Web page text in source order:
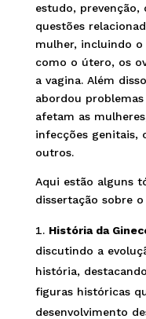
estudo,
questões
mulher, incluindo
como o útero, os
a vagina. Além
abordou
afetam as
infecções genitais,
outros.
Aqui estão alguns
dissertação sobre
História da
discutindo a
história,
figuras históricas
desenvolvimento